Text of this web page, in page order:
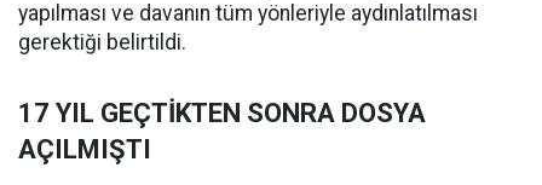
yapılması ve davanın tüm yönleriyle aydınlatılması
gerektiği belirtildi.
17 YIL GEÇTİKTEN SONRA DOSYA
AÇILMIŞTI